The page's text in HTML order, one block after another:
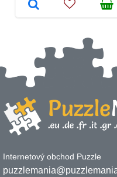
Internetový obchod Puzzle